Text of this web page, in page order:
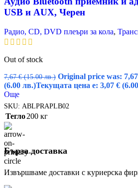
USB и AUX, Черен
Радио, CD, DVD плеъри за кола,
Out of stock
7,67€ (15.00 лв.) Original price was:
(6.00 лв.)Текущата цена е: 3,07 €
Още
SKU: ABLPRAPLB02
Тегло200 кг
Бърза доставка
Извършваме доставки с куриерска